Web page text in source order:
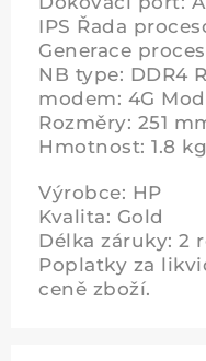
IPS Řada
Generace
NB type: DDR4
modem: 4G
Rozměry: 251
Hmotnost: 1.8 kg
Výrobce: HP
Kvalita: Gold
Délka záruky: 2
Poplatky za
ceně zboží.